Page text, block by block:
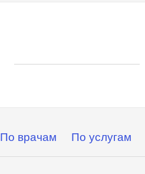
По врачам По услугам